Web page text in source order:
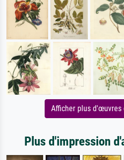
Afficher plus
Plus d'impression